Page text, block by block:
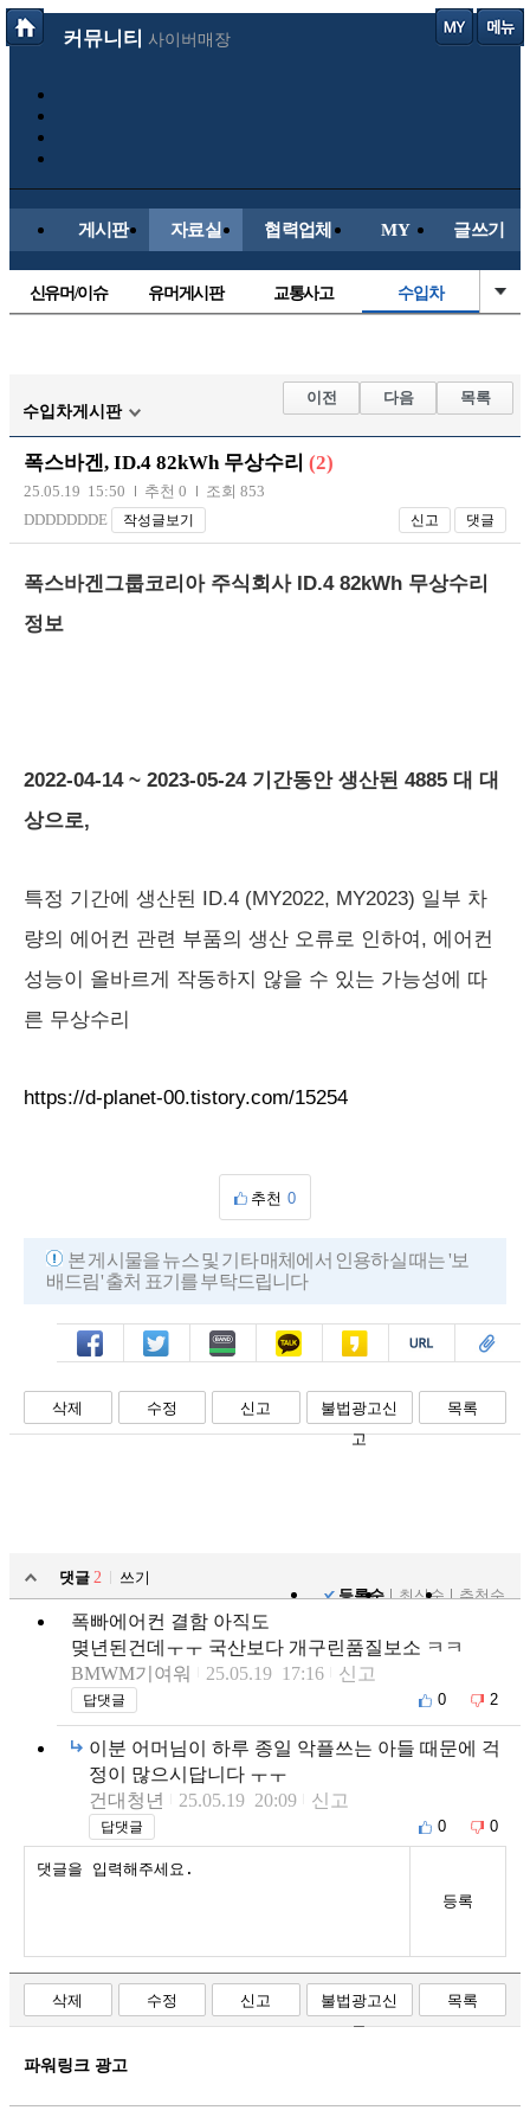
커뮤니티 사이버매장
게시판 자료실 협력업체 MY 글쓰기
신유머/이슈 유머게시판 교통사고 수입차
자유사진 군사/무기
트럭/버스
장착시공사진
수입차게시판
이전 다음 목록
폭스바겐, ID.4 82kWh 무상수리 (2)
25.05.19 15:50 추천 0
조회 853
DDDDDDDE
작성글보기 신고 댓글
폭스바겐그룹코리아 주식회사 ID.4 82kWh 무상수리
정보
2022-04-14 ~ 2023-05-24 기간동안 생산된 4885 대 대
상으로,
특정 기간에 생산된 ID.4 (MY2022, MY2023) 일부 차
량의 에어컨 관련 부품의 생산 오류로 인하여, 에어컨
성능이 올바르게 작동하지 않을 수 있는 가능성에 따
른 무상수리
https://d-planet-00.tistory.com/15254
추천 0
본 게시물을 뉴스 및 기타 매체에서 인용하실 때는 '보
배드림' 출처 표기를 부탁드립니다
페북 트윗 밴드 카톡 카스 복사 스크랩
삭제 수정 신고
불법광고신
고
목록
댓글 2
쓰기
등록순
최신순 추천순
폭빠에어컨 결함 아직도
몆년된건데ㅜㅜ 국산보다 개구린품질보소 ㅋㅋ
BMWM기여워
25.05.19 17:16 신고
답댓글 0 2
이분 어머님이 하루 종일 악플쓰는 아들 때문에 걱
정이 많으시답니다 ㅜㅜ
건대청년
25.05.19 20:09 신고
답댓글 0 0
등록
삭제 수정 신고
불법광고신
고
목록
파워링크 광고